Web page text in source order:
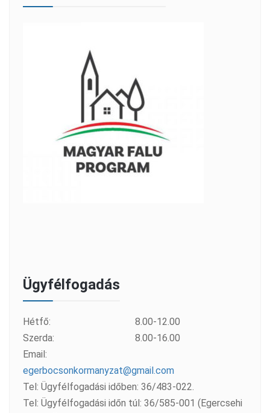
Ügyfélfogadás
Hétfő:
8.00-12.00
Szerda:
8.00-16.00
Email:
egerbocsonkormanyzat@gmail.com
Tel: Ügyfélfogadási időben: 36/483-022.
Tel: Ügyfélfogadási időn túl: 36/585-001 (Egercsehi